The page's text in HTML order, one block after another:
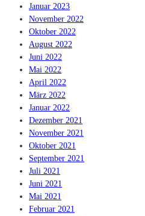
Januar 2023
November 2022
Oktober 2022
August 2022
Juni 2022
Mai 2022
April 2022
März 2022
Januar 2022
Dezember 2021
November 2021
Oktober 2021
September 2021
Juli 2021
Juni 2021
Mai 2021
Februar 2021